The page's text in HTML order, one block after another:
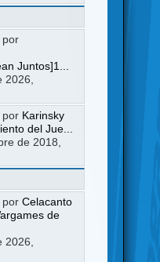
Juntos]1...
2026,
Karinsky
del Jue...
de 2018,
Celacanto
de
2026,